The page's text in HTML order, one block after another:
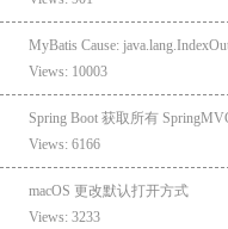
MyBatis Cause:
Views: 10003
Spring Boot 获取所有
Views: 6166
macOS 更改默认打开方式
Views: 3233